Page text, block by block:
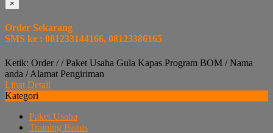
×
Order Sekarang
SMS ke : 081233144166, 08123386165
Ketik: Order / / Paket Usaha Gula Kapas Program BOM / Nama
anda / Alamat Pengiriman
Lihat Detail
Kategori
Paket Usaha
Training Bisnis